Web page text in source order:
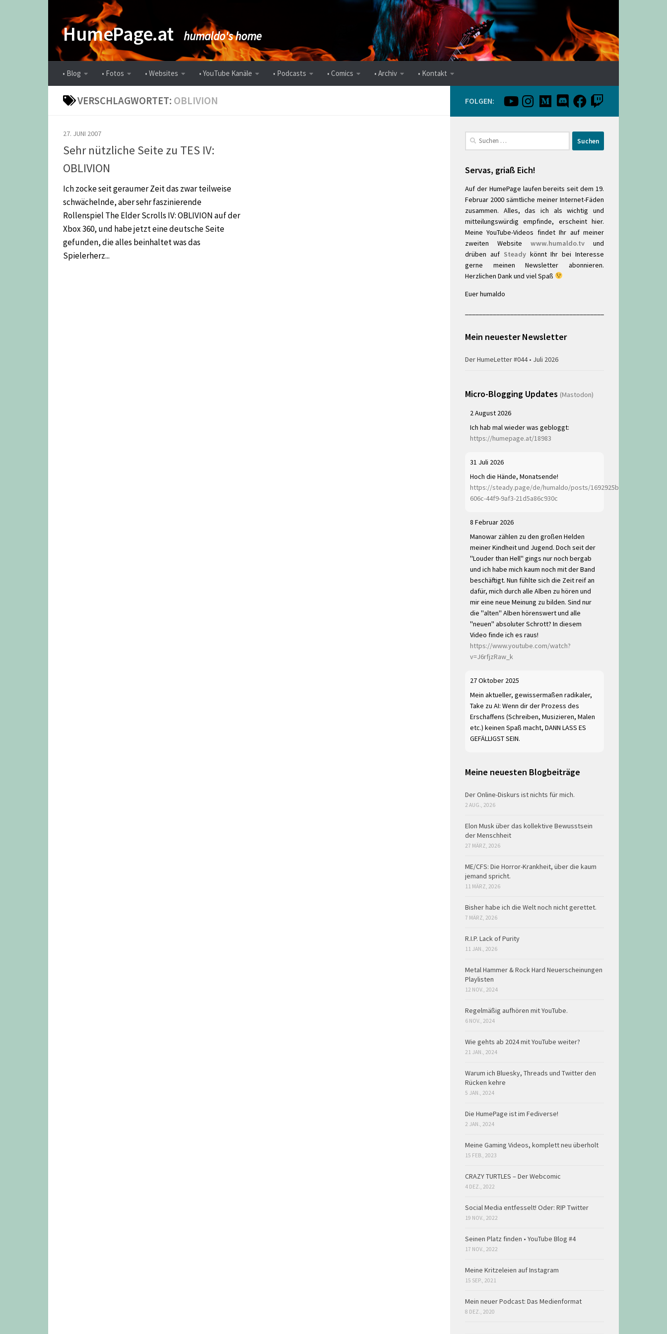
Zum Inhalt springen
HumePage.at humaldo's home
• Blog • Fotos • Websites • YouTube Kanäle • Podcasts • Comics • Archiv • Kontakt
VERSCHLAGWORTET: OBLIVION
27. JUNI 2007
Sehr nützliche Seite zu TES IV:
OBLIVION
Ich zocke seit geraumer Zeit das zwar teilweise
schwächelnde, aber sehr faszinierende
Rollenspiel The Elder Scrolls IV: OBLIVION auf der
Xbox 360, und habe jetzt eine deutsche Seite
gefunden, die alles beinhaltet was das
Spielerherz...
FOLGEN:
Suchen
nach:
Servas, griaß Eich!
Auf der HumePage laufen bereits seit dem 19.
Februar 2000 sämtliche meiner Internet-Fäden
zusammen. Alles, das ich als wichtig und
mitteilungswürdig empfinde, erscheint hier.
Meine YouTube-Videos findet Ihr auf meiner
zweiten Website www.humaldo.tv und
drüben auf Steadykönnt Ihr bei Interesse
gerne meinen Newsletter abonnieren.
Herzlichen Dank und viel Spaß
Euer humaldo
Mein neuester Newsletter
Der HumeLetter #044 • Juli 2026
Micro-Blogging Updates (Mastodon)
2 August 2026
Ich hab mal wieder was gebloggt:
https://humepage.at/18983
31 Juli 2026
Hoch die Hände, Monatsende!
https://steady.page/de/humaldo/posts/1692925b-
606c-44f9-9af3-21d5a86c930c
8 Februar 2026
Manowar zählen zu den großen Helden
meiner Kindheit und Jugend. Doch seit der
"Louder than Hell" gings nur noch bergab
und ich habe mich kaum noch mit der Band
beschäftigt. Nun fühlte sich die Zeit reif an
dafür, mich durch alle Alben zu hören und
mir eine neue Meinung zu bilden. Sind nur
die "alten" Alben hörenswert und alle
"neuen" absoluter Schrott? In diesem
Video finde ich es raus!
https://www.youtube.com/watch?
v=J6rfjzRaw_k
27 Oktober 2025
Mein aktueller, gewissermaßen radikaler,
Take zu AI: Wenn dir der Prozess des
Erschaffens (Schreiben, Musizieren, Malen
etc.) keinen Spaß macht, DANN LASS ES
GEFÄLLIGST SEIN.
Meine neuesten Blogbeiträge
Der Online-Diskurs ist nichts für mich.
2 AUG., 2026
Elon Musk über das kollektive Bewusstsein
der Menschheit
27 MÄRZ, 2026
ME/CFS: Die Horror-Krankheit, über die kaum
jemand spricht.
11 MÄRZ, 2026
Bisher habe ich die Welt noch nicht gerettet.
7 MÄRZ, 2026
R.I.P. Lack of Purity
11 JAN., 2026
Metal Hammer & Rock Hard Neuerscheinungen
Playlisten
12 NOV., 2024
Regelmäßig aufhören mit YouTube.
6 NOV., 2024
Wie gehts ab 2024 mit YouTube weiter?
21 JAN., 2024
Warum ich Bluesky, Threads und Twitter den
Rücken kehre
5 JAN., 2024
Die HumePage ist im Fediverse!
2 JAN., 2024
Meine Gaming Videos, komplett neu überholt
15 FEB., 2023
CRAZY TURTLES – Der Webcomic
4 DEZ., 2022
Social Media entfesselt! Oder: RIP Twitter
19 NOV., 2022
Seinen Platz finden • YouTube Blog #4
17 NOV., 2022
Meine Kritzeleien auf Instagram
15 SEP., 2021
Mein neuer Podcast: Das Medienformat
8 DEZ., 2020